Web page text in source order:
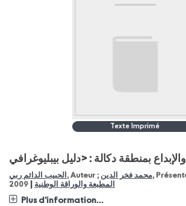
Texte Imprimé
الحبيب الدائم ربي , Auteur ; محمد فخر الدين,
المطبعة والوراقة الوطنية
2009
Plus d'information...